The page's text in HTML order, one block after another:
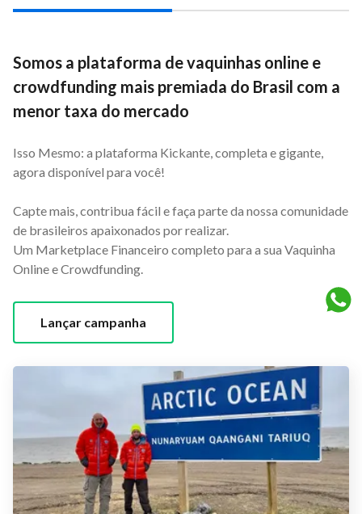
Somos a plataforma de vaquinhas online e
crowdfunding mais premiada do Brasil com a
menor taxa do mercado
Isso Mesmo: a plataforma Kickante, completa e gigante,
agora disponível para você!
Capte mais, contribua fácil e faça parte da nossa comunidade
de brasileiros apaixonados por realizar.
Um Marketplace Financeiro completo para a sua Vaquinha
Online e Crowdfunding.
Lançar campanha